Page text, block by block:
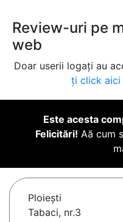
Review-uri pe
web
Doar userii logați au
ți click aici
Este acesta
Felicitări! Aă cum
Ploieşti
Tabaci, nr.3